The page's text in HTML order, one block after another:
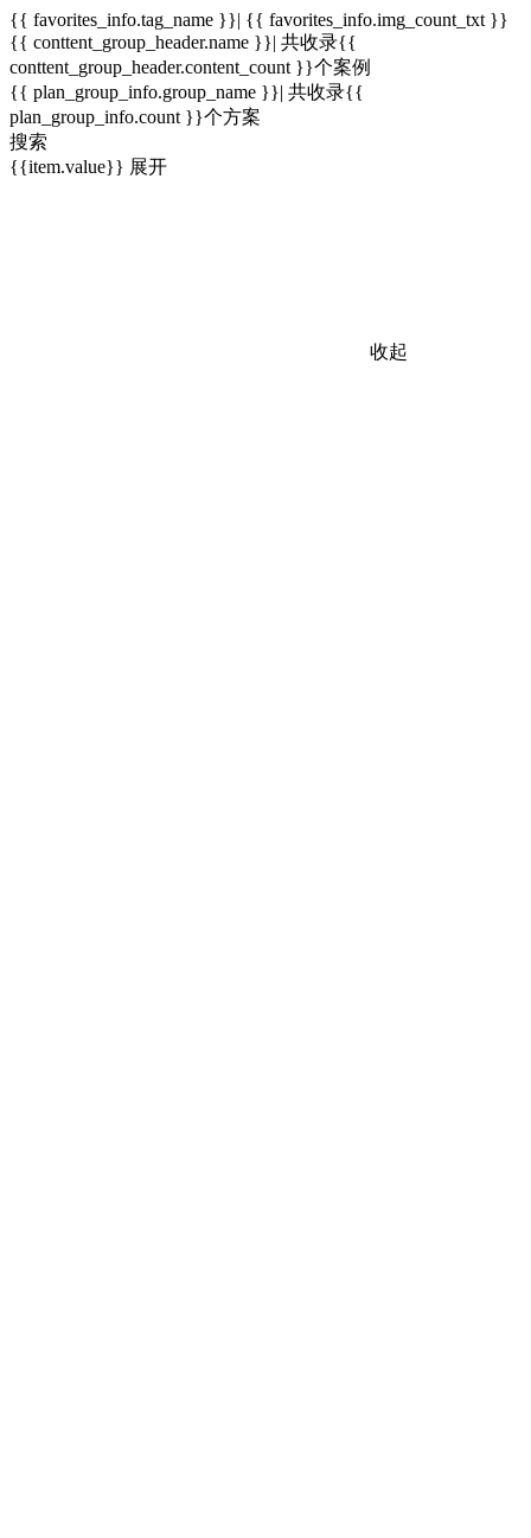
{{ favorites_info.tag_name }}| {{ favorites_info.img_count_txt }}
{{ conttent_group_header.name }}| 共收录{{
conttent_group_header.content_count }}个案例
{{ plan_group_info.group_name }}| 共收录{{
plan_group_info.count }}个方案
搜索
{{item.value}} 展开
收起